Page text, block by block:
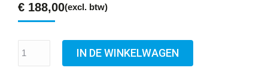
€ 188,00(excl. btw)
IN DE WINKELWAGEN